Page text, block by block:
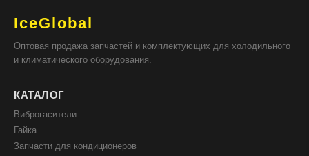
IceGlobal
Оптовая продажа запчастей и комплектующих для холодильного
и климатического оборудования.
КАТАЛОГ
Виброгасители
Гайка
Запчасти для кондиционеров